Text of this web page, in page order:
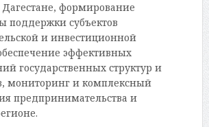
Дагестане, формирование
поддержки субъектов
и инвестиционной
эффективных
государственных структур и
мониторинг и комплексный
предпринимательства и